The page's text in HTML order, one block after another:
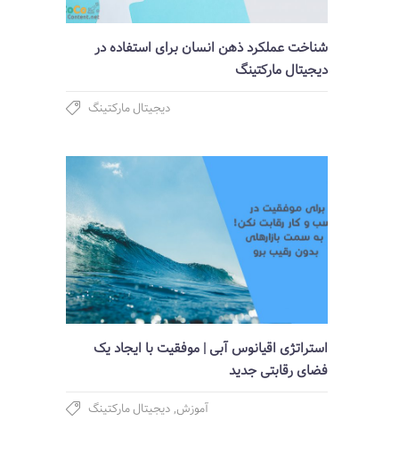
شناخت عملکرد ذهن انسان برای استفاده در
دیجیتال مارکتینگ
دیجیتال مارکتینگ
استراتژی اقیانوس آبی | موفقیت با ایجاد یک
فضای رقابتی جدید
آموزش دیجیتال مارکتینگ